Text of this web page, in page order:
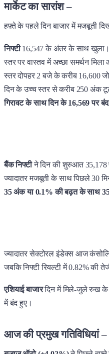
मार्केट का सारांश –
हफ़्ते के पहले दिन बाजार में मजबूती
निफ्टी16,547 के अंतर के साथ खुला।
स्तर पर वास्तव में अच्छा समर्थन
स्तर दोपहर 2 बजे के करीब 16,600
दिन के उच्च स्तर से करीब 250 अंक
गिरावट के साथ दिन के 16,569 पर
बैंक निफ्टीने दिन की शुरुआत 35,178
ज्यादातर मजबूती के साथ पिछले 30
35 अंक या 0.1% की बढ़त के साथ
ज्यादातर सेक्टोरल इंडेक्स आज
जबकि निफ्टी रियल्टी में 0.82% की
एशियाई बाजारदिन में मिले-जुले रुख
में बंद हुए।
आज की प्रमुख गतिविधियां –